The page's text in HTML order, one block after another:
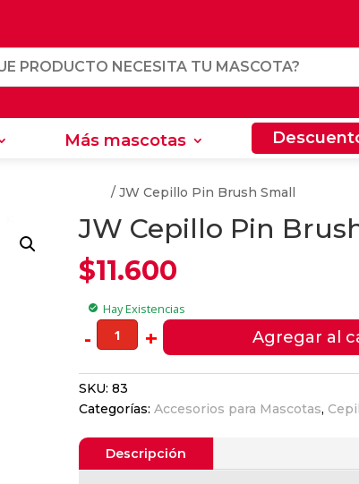
Más mascotas
/ JW Cepillo Pin Brush Small
JW Cepillo Pin
$11.600
check_circle Hay Existencias
- JW
Cepillo
Pin
Brush
Small
+ Agregar al
SKU: 83
Categorías: Accesorios para Mascotas,
Descripción